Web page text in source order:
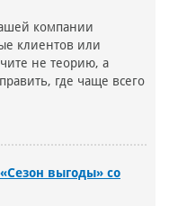
компании
клиентов или
не теорию, а
где чаще всего
выгоды» со